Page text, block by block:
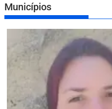
Municípios